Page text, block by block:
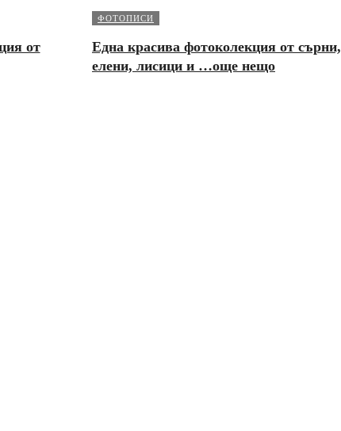
от
ФОТОПИСИ
Една красива фотоколекция от сърни,
елени, лисици и …още нещо